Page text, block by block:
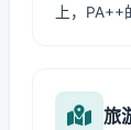
上，
旅